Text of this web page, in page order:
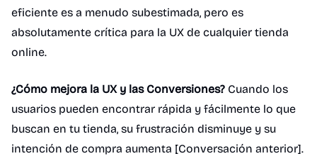
eficiente es a menudo subestimada, pero es
absolutamente crítica para la UX de cualquier tienda
online.
¿Cómo mejora la UX y las Conversiones? Cuando los
usuarios pueden encontrar rápida y fácilmente lo que
buscan en tu tienda, su frustración disminuye y su
intención de compra aumenta [Conversación anterior].